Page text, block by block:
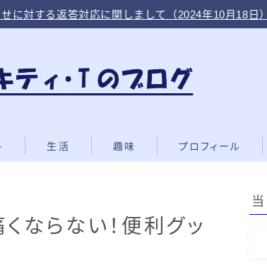
に対する返答対応に関しまして（2024年10月18日）
生活 趣味 プロフィール
ならない！便利グッ